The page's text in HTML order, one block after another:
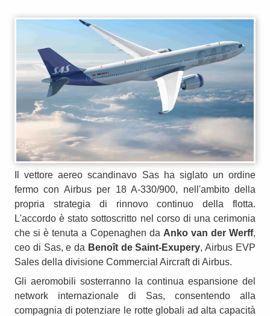
Il vettore aereo scandinavo Sas ha siglato un ordine
fermo con Airbus per 18 A-330/900, nell'ambito della
propria strategia di rinnovo continuo della flotta.
L'accordo è stato sottoscritto nel corso di una cerimonia
che si è tenuta a Copenaghen da Anko van der Werff,
ceo di Sas, e da Benoît de Saint-Exupery, Airbus EVP
Sales della divisione Commercial Aircraft di Airbus.
Gli aeromobili sosterranno la continua espansione del
network internazionale di Sas, consentendo alla
compagnia di potenziare le rotte globali ad alta capacità